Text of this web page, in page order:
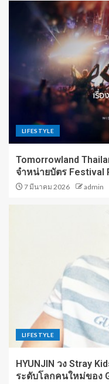
LIFESTYLE
Tomorrowland
จำหน่ายบัตร
7 มีนาคม 2026 admin
LIFESTYLE
HYUNJIN วง Stray
ระดับโลกคนใหม่ของ